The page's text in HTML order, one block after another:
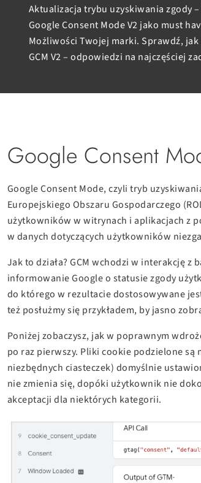
Aktualizacja trybu uzyskiwania zgody
Google Consent Mode V2 jako must
Możliwości Twojej marki. Sprawdź,
GCM V2 – odpowiedzi na najczęściej
Google Consent
Google Consent Mode, czyli tryb
Europejskiego Obszaru Gospodarczego
użytkowników w witrynach i aplikacjach z
w danych dotyczących użytkowników
Jak to działa? GCM wchodzi w interakcję
informowanie Google o statusie zgody
do którego w rezultacie dostosowywane
też posłużmy się przykładem, by jasno
Poniżej zobaczysz, jak w poprawnym
po raz pierwszy. Pliki cookie podzielone
niezbędnych ciasteczek) domyślnie
nie zmienia się, dopóki użytkownik nie
akceptacji dla niektórych kategorii.